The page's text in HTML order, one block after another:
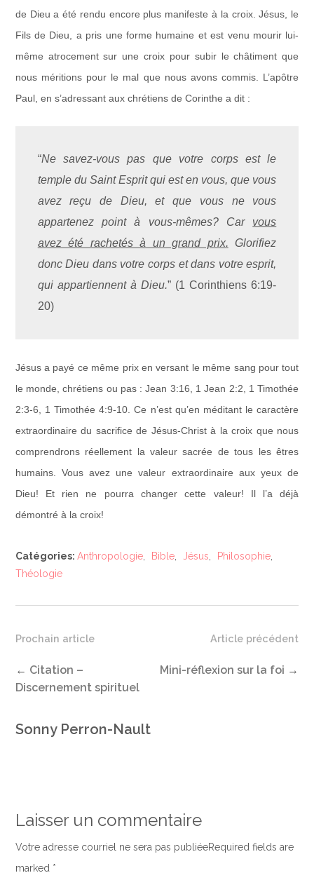
de Dieu a été rendu encore plus manifeste à la croix. Jésus, le
Fils de Dieu, a pris une forme humaine et est venu mourir lui-
même atrocement sur une croix pour subir le châtiment que
nous méritions pour le mal que nous avons commis. L’apôtre
Paul, en s’adressant aux chrétiens de Corinthe a dit :
“Ne savez-vous pas que votre corps est le
temple du Saint Esprit qui est en vous, que vous
avez reçu de Dieu, et que vous ne vous
appartenez point à vous-mêmes? Car vous
avez été rachetés à un grand prix. Glorifiez
donc Dieu dans votre corps et dans votre esprit,
qui appartiennent à Dieu.” (1 Corinthiens 6:19-
20)
Jésus a payé ce même prix en versant le même sang pour tout
le monde, chrétiens ou pas : Jean 3:16, 1 Jean 2:2, 1 Timothée
2:3-6, 1 Timothée 4:9-10. Ce n’est qu’en méditant le caractère
extraordinaire du sacrifice de Jésus-Christ à la croix que nous
comprendrons réellement la valeur sacrée de tous les êtres
humains. Vous avez une valeur extraordinaire aux yeux de
Dieu! Et rien ne pourra changer cette valeur! Il l’a déjà
démontré à la croix!
Catégories: Anthropologie, Bible, Jésus Philosophie,
Théologie
Article précédent
Mini-réflexion sur la foi →
Prochain article
← Citation –
Discernement spirituel
Sonny Perron-Nault
Laisser un commentaire
Votre adresse courriel ne sera pas publiéeRequired fields are
marked *